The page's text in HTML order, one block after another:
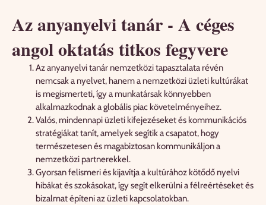
Az anyanyelvi tanár - A céges
angol oktatás titkos fegyvere
Az anyanyelvi tanár nemzetközi tapasztalata révén
nemcsak a nyelvet, hanem a nemzetközi üzleti kultúrákat
is megismerteti, így a munkatársak könnyebben
alkalmazkodnak a globális piac követelményeihez.
Valós, mindennapi üzleti kifejezéseket és kommunikációs
stratégiákat tanít, amelyek segítik a csapatot, hogy
természetesen és magabiztosan kommunikáljon a
nemzetközi partnerekkel.
Gyorsan felismeri és kijavítja a kultúrához kötődő nyelvi
hibákat és szokásokat, így segít elkerülni a félreértéseket és
bizalmat építeni az üzleti kapcsolatokban.